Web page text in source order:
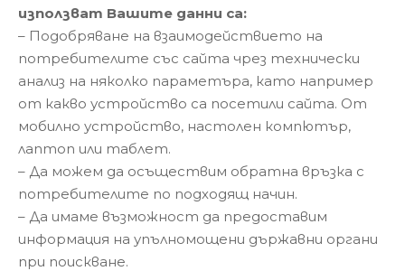
използват Вашите данни са:
– Подобряване на взаимодействието на
потребителите със сайта чрез технически
анализ на няколко параметъра, като например
от какво устройство са посетили сайта. От
мобилно устройство, настолен компютър,
лаптоп или таблет.
– Да можем да осъществим обратна връзка с
потребителите по подходящ начин.
– Да имаме възможност да предоставим
информация на упълномощени държавни органи
при поискване.